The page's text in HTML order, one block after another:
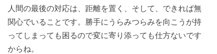
人間の最後の対応は、距離を置く、そして、できれば無
関心でいることです。勝手にうらみつらみを向こうが持
ってしまっても困るので変に寄り添っても仕方ないです
からね。